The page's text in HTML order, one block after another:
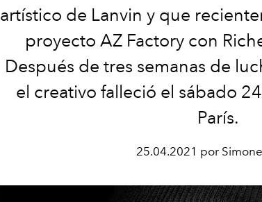
artístico de Lanvin y que
proyecto AZ Factory con
Después de tres semanas de
el creativo falleció el sábado
París.
25.04.2021 por